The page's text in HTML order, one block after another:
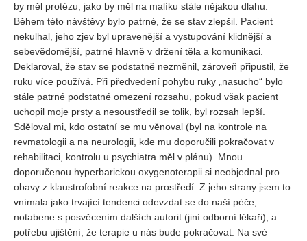
by měl protézu, jako by měl na malíku stále nějakou dlahu.
Během této návštěvy bylo patrné, že se stav zlepšil. Pacient
nekulhal, jeho zjev byl upravenější a vystupování klidnější a
sebevědomější, patrné hlavně v držení těla a komunikaci.
Deklaroval, že stav se podstatně nezměnil, zároveň připustil, že
ruku více používá. Při předvedení pohybu ruky „nasucho“ bylo
stále patrné podstatné omezení rozsahu, pokud však pacient
uchopil moje prsty a nesoustředil se tolik, byl rozsah lepší.
Sděloval mi, kdo ostatní se mu věnoval (byl na kontrole na
revmatologii a na neurologii, kde mu doporučili pokračovat v
rehabilitaci, kontrolu u psychiatra měl v plánu). Mnou
doporučenou hyperbarickou oxygenoterapii si neobjednal pro
obavy z klaustrofobní reakce na prostředí. Z jeho strany jsem to
vnímala jako trvající tendenci odevzdat se do naší péče,
notabene s posvěcením dalších autorit (jiní odborní lékaři), a
potřebu ujištění, že terapie u nás bude pokračovat. Na své